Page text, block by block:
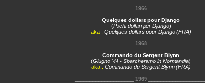
1966____________________
Quelques dollars pour Django
(Pochi dollari per Django)
aka : Quelques dollars pour Django (FRA)
1968____________________
Commando du Sergent Blynn
(Giugno '44 - Sbarcheremo in Normandia)
aka : Commando du Sergent Blynn (FRA)
1969____________________